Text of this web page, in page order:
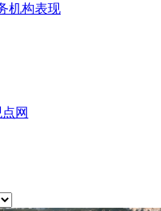
机构表现
网